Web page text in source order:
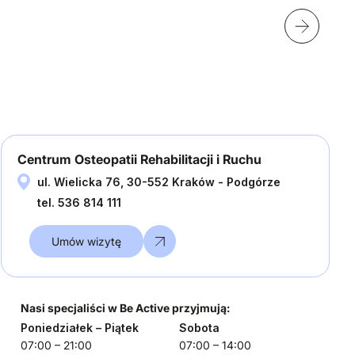
Centrum Osteopatii Rehabilitacji i Ruchu
ul. Wielicka 76, 30-552 Kraków - Podgórze
tel. 536 814 111
Umów wizytę
Nasi specjaliści w Be Active przyjmują:
Poniedziałek – Piątek
07:00 – 21:00
Sobota
07:00 – 14:00